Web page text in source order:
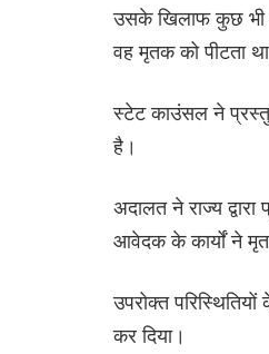
उसके खिलाफ कुछ भी
वह मृतक को पीटता
स्टेट काउंसल ने
है।
अदालत ने राज्य
आवेदक के कार्यों ने
उपरोक्त
कर दिया।